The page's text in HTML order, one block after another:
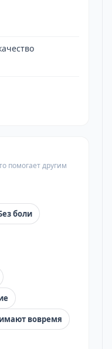
помогает другим
боли
вовремя